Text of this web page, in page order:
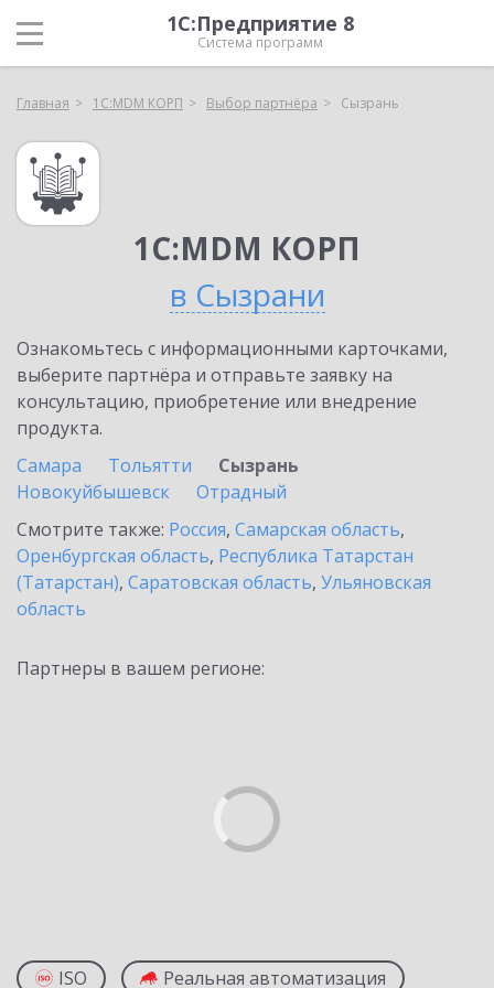
1С:Предприятие 8
Система программ
Главная 1С:MDM КОРП Выбор партнёра Сызрань
1С:MDM КОРП
в Сызрани
Ознакомьтесь с информационными карточками,
выберите партнёра и отправьте заявку на
консультацию, приобретение или внедрение
продукта.
Самара
Тольятти
Сызрань
Новокуйбышевск
Отрадный
Смотрите также: Россия, Самарская область,
Оренбургская область, Республика Татарстан
(Татарстан), Саратовская область, Ульяновская
область
Партнеры в вашем регионе:
ISO Реальная автоматизация